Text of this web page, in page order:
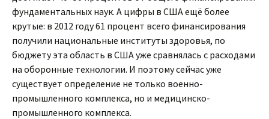
фундаментальных наук. А цифры в США ещё более
крутые: в 2012 году 61 процент всего финансирования
получили национальные институты здоровья, по
бюджету эта область в США уже сравнялась с расходами
на оборонные технологии. И поэтому сейчас уже
существует определение не только военно-
промышленного комплекса, но и медицинско-
промышленного комплекса.